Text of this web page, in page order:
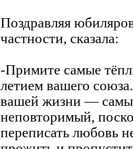
Поздравляя
частности, сказала:
-Примите самые
летием вашего
вашей жизни —
неповторимый,
переписать любовь